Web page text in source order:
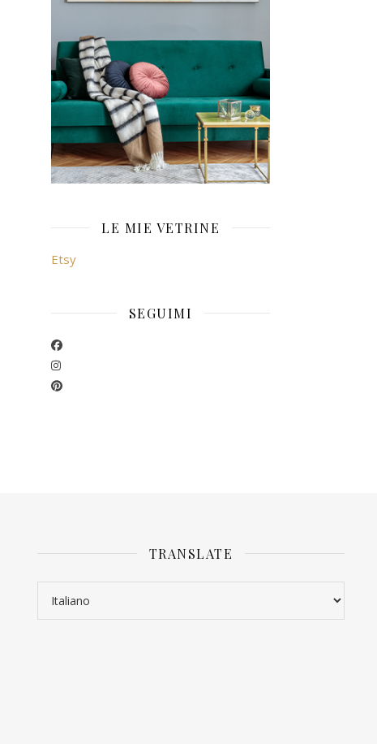
LE MIE VETRINE
Etsy
SEGUIMI
TRANSLATE